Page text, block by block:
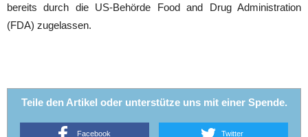
bereits durch die US-Behörde Food and Drug Administration
(FDA) zugelassen.
Teile den Artikel oder unterstütze uns mit einer Spende.
Facebook Twitter